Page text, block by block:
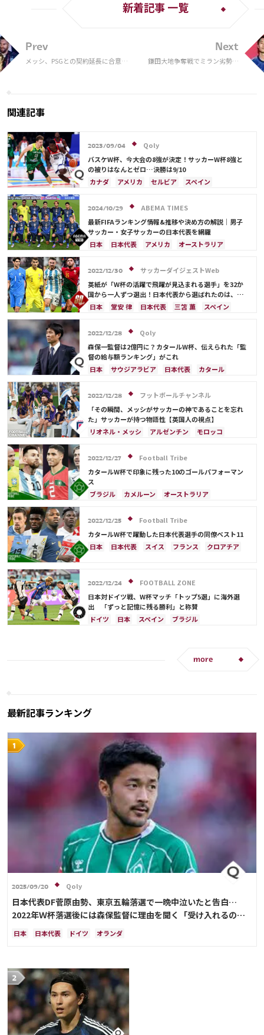
Prev
メッシ、PSGとの契約延長に合意？
新着記事 一覧
Next
鎌田大地争奪戦でミラン劣勢？
関連記事
2023/09/04
Qoly
バスケW杯、今大会の8強が決定！サッカーW杯8強と
の被りはなんとゼロ…決勝は9/10
カナダ
アメリカ セルビア
スペイン
アルゼンチン
サウジアラビア
イングランド
オランダ ポルトガル モロッコ
2024/10/29
ABEMA TIMES
最新FIFAランキング情報&推移や決め方の解説｜男子
サッカー・女子サッカーの日本代表を網羅
日本
日本代表 アメリカ
オーストラリア
カタール
イラン 韓国 ドイツ
スペイン
フランス
ベルギー スイス
イングランド
オランダ
ポルトガル デンマーク
セルビア
クロアチア
ポーランド
エクアドル
セネガル
カメルーン
コスタリカ
2022/12/30
サッカーダイジェストWeb
英紙が「W杯の活躍で飛躍が見込まれる選手」を32か
国から一人ずつ選出！日本代表から選ばれたのは、堂
安や三笘ではなく…
日本 堂安 律 日本代表 三笘 薫
スペイン
サウジアラビア
デンマーク
フランス
ベルギー スイス
イングランド
オランダ
ポーランド ポルトガル
アルゼンチン
エクアドル ウルグアイ
カナダ
モロッコ
韓国 アメリカ
ウェールズ
オーストラリア
コスタリカ
ケイラー・ナバス
サルダル・アズムン
2022/12/28
Qoly
森保一監督は2億円に？カタールW杯、伝えられた「監
督の給与額ランキング」がこれ
日本
サウジアラビア 日本代表
カタール
スペイン
フランス ベルギー
クロアチア
スイス
イングランド オランダ
ポーランド
ポルトガル
ブラジル
アルゼンチン
エクアドル
ウルグアイ カナダ
メキシコ
アメリカ
ウェールズ
オーストラリア
コスタリカ
2022/12/28
フットボールチャンネル
「その瞬間、メッシがサッカーの神であることを忘れ
た」サッカーが持つ物語性【英国人の視点】
リオネル・メッシ
アルゼンチン
モロッコ
サウジアラビア
ドイツ ポルトガル
カメルーン
アメリカ 日本 日本代表
2022/12/27
Football Tribe
カタールW杯で印象に残った10のゴールパフォーマン
ス
ブラジル
カメルーン
オーストラリア
スペイン
フランス オランダ
ガーナ
モロッコ
リオネル・メッシ
ジャック・グリーリッシュ
イングランド
日本
C・ロナウド
2022/12/25
Football Tribe
カタールW杯で躍動した日本代表選手の同僚ベスト11
日本
日本代表 スイス フランス
クロアチア
カタール
オランダ ポルトガル
韓国
三笘 薫 キリアン・ムバッペ
前田 大然
冨安 健洋
ドイツ セルビア
ブラジル
南野 拓実
守田 英正 リオネル・メッシ
2022/12/24
FOOTBALL ZONE
日本対ドイツ戦、W杯マッチ「トップ5選」に海外選
出 「ずっと記憶に残る勝利」と称賛
ドイツ
日本 スペイン
ブラジル
日本代表
more
最新記事ランキング
2025/09/20 Qoly
日本代表DF菅原由勢、東京五輪落選で一晩中泣いたと告白…
2022年Ｗ杯落選後には森保監督に理由を聞く「受け入れるのは
難しかった」
日本 日本代表 ドイツ オランダ